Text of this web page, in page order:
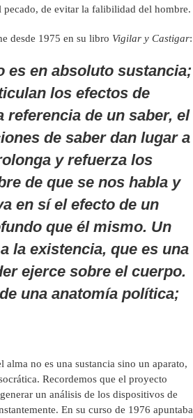
pecado, de evitar la falibilidad del hombre.
desde 1975 en su libro Vigilar y Castigar:
es en absoluto sustancia;
los efectos de
de un saber, el
de saber dan lugar a
y refuerza los
de que se nos habla y
en sí el efecto de un
que él mismo. Un
la existencia, que es una
ejerce sobre el cuerpo.
una anatomía política;
alma no es una sustancia sino un aparato,
Recordemos que el proyecto
un análisis de los dispositivos de
En su curso de 1976 apuntaba